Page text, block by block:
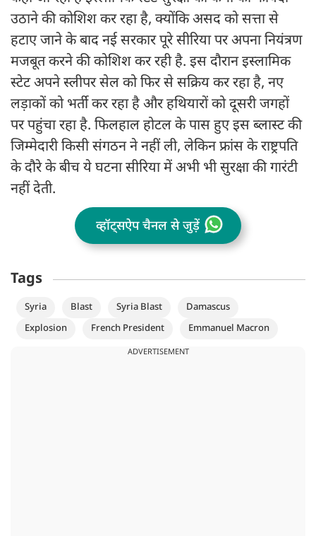
उठाने की कोशिश कर रहा है, क्योंकि असद को सत्ता से
हटाए जाने के बाद नई सरकार पूरे सीरिया पर अपना नियंत्रण
मजबूत करने की कोशिश कर रही है. इस दौरान इस्लामिक
स्टेट अपने स्लीपर सेल को फिर से सक्रिय कर रहा है, नए
लड़ाकों को भर्ती कर रहा है और हथियारों को दूसरी जगहों
पर पहुंचा रहा है. फिलहाल होटल के पास हुए इस ब्लास्ट की
जिम्मेदारी किसी संगठन ने नहीं ली, लेकिन फ्रांस के राष्ट्रपति
के दौरे के बीच ये घटना सीरिया में अभी भी सुरक्षा की गारंटी
नहीं देती.
व्हॉट्सऐप चैनल से जुड़ें
Tags
Syria Blast Syria Blast
Damascus
Explosion
French President Emmanuel Macron
ADVERTISEMENT